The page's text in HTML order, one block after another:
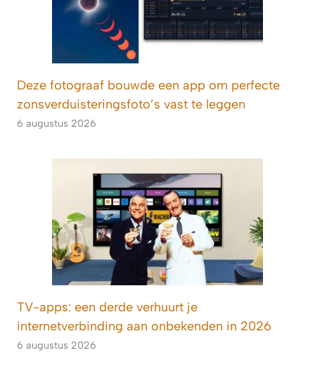
Deze fotograaf bouwde een app om perfecte
zonsverduisteringsfoto’s vast te leggen
6 augustus 2026
TV-apps: een derde verhuurt je
internetverbinding aan onbekenden in 2026
6 augustus 2026